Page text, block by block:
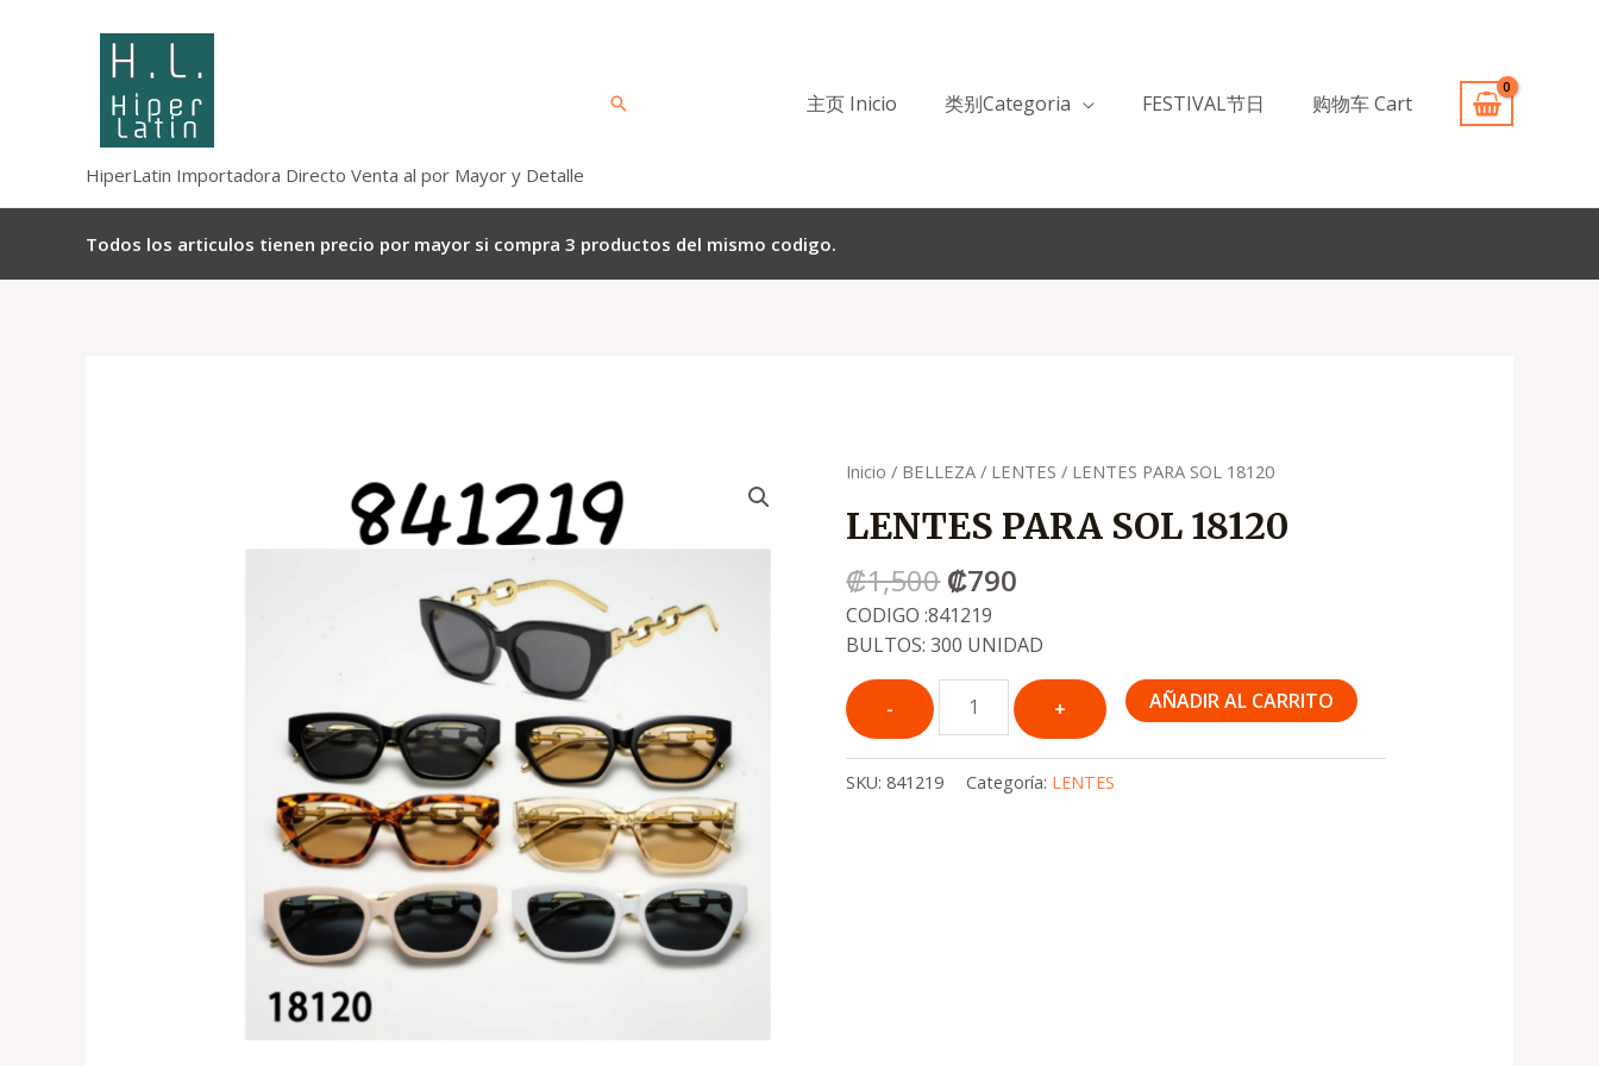
HiperLatin Importadora Directo Venta al por Mayor y Detalle
Buscar 主页 Inicio 类别Categoria FESTIVAL节日 购物车 Cart
Todos los articulos tienen precio por mayor si compra 3 productos del mismo codigo.
Inicio / BELLEZA / LENTES / LENTES PARA SOL 18120
LENTES PARA SOL 18120
₡1,500
El
original
era:
.
₡1,500
₡790
El
actual
CODIGO :841219
BULTOS: 300 UNIDAD
Quantity
AÑADIR AL CARRITO
SKU:841219 Categoría: LENTES